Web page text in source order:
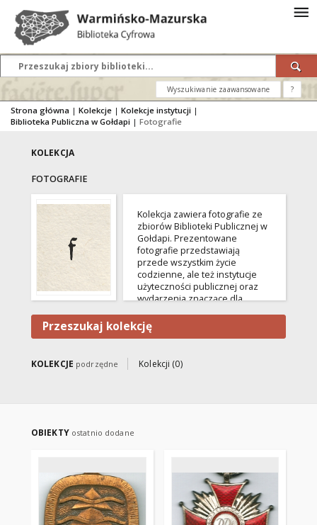
Wyszukiwanie zaawansowane ?
Strona główna | Kolekcje | Kolekcje instytucji |
Biblioteka Publiczna w Gołdapi | Fotografie
KOLEKCJA
FOTOGRAFIE
Kolekcja zawiera fotografie ze
zbiorów Biblioteki Publicznej w
Gołdapi. Prezentowane
fotografie przedstawiają
przede wszystkim życie
codzienne, ale też instytucje
użyteczności publicznej oraz
wydarzenia znaczące dla
Przeszukaj kolekcję
KOLEKCJE podrzędne Kolekcji (0)
OBIEKTY ostatnio dodane